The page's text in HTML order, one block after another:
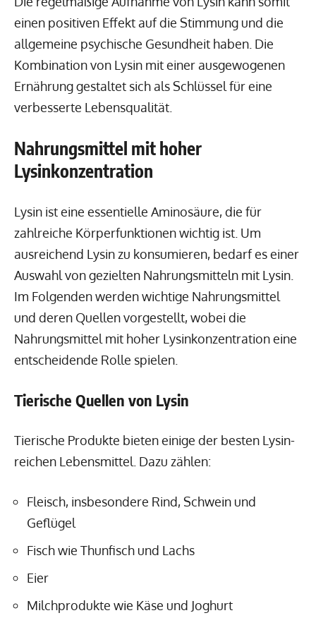
einen positiven Effekt auf die Stimmung und die
allgemeine psychische Gesundheit haben. Die
Kombination von Lysin mit einer ausgewogenen
Ernährung gestaltet sich als Schlüssel für eine
verbesserte Lebensqualität.
Nahrungsmittel mit hoher
Lysinkonzentration
Lysin ist eine essentielle Aminosäure, die für
zahlreiche Körperfunktionen wichtig ist. Um
ausreichend Lysin zu konsumieren, bedarf es einer
Auswahl von gezielten Nahrungsmitteln mit Lysin.
Im Folgenden werden wichtige Nahrungsmittel
und deren Quellen vorgestellt, wobei die
Nahrungsmittel mit hoher Lysinkonzentration eine
entscheidende Rolle spielen.
Tierische Quellen von Lysin
Tierische Produkte bieten einige der besten Lysin-
reichen Lebensmittel. Dazu zählen:
Fleisch, insbesondere Rind, Schwein und
Geflügel
Fisch wie Thunfisch und Lachs
Eier
Milchprodukte wie Käse und Joghurt